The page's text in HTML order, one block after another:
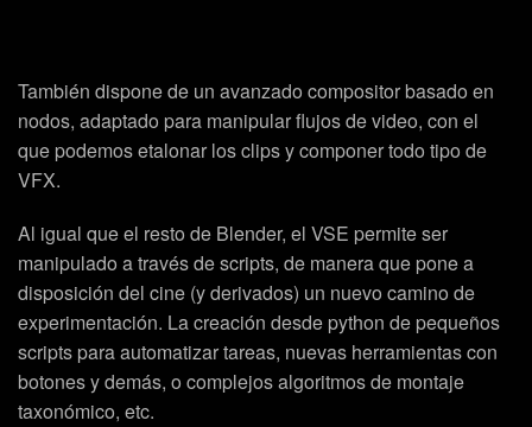
También dispone de un avanzado compositor basado en
nodos, adaptado para manipular flujos de video, con el
que podemos etalonar los clips y componer todo tipo de
VFX.
Al igual que el resto de Blender, el VSE permite ser
manipulado a través de scripts, de manera que pone a
disposición del cine (y derivados) un nuevo camino de
experimentación. La creación desde python de pequeños
scripts para automatizar tareas, nuevas herramientas con
botones y demás, o complejos algoritmos de montaje
taxonómico, etc.